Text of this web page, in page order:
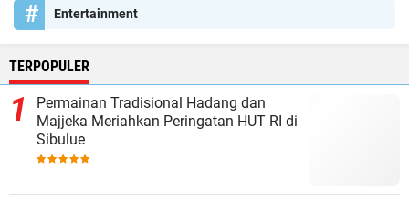
Entertainment
TERPOPULER
Permainan Tradisional Hadang dan
Majjeka Meriahkan Peringatan HUT RI di
Sibulue